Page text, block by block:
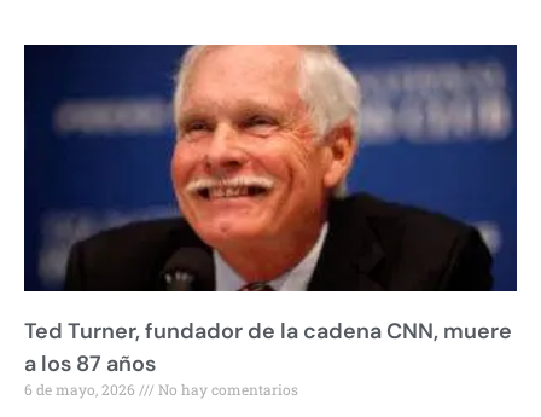
Ted Turner, fundador de la cadena CNN, muere
a los 87 años
6 de mayo, 2026 No hay comentarios